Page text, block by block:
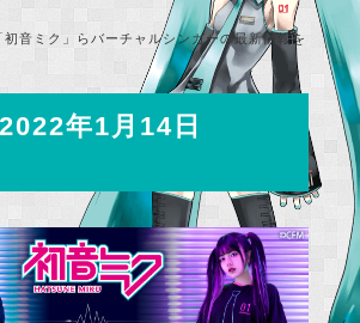
初音ミク」らバーチャルシンガーの最新情報を
2022年1月14日